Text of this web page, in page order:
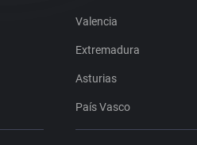
Valencia
Extremadura
Asturias
País Vasco